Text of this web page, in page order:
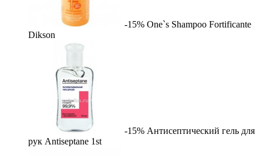
-15% One`s Shampoo Fortificante
Dikson
-15% Антисептический гель для
рук Antiseptane 1st